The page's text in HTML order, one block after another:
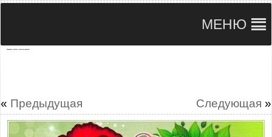
МЕНЮ
« Предыдущая Следующая »